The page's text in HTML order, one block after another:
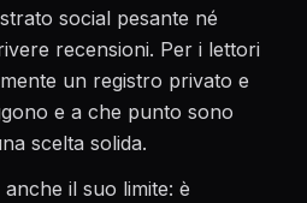
social pesante né
recensioni. Per i lettori
un registro privato e
e a che punto sono
scelta solida.
il suo limite: è